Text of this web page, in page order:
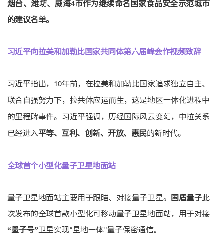
烟台、潍坊、威海4市作为继续命名国家食品安全示范城市
的建议名单。
习近平向拉美和加勒比国家共同体第六届峰会作视频致辞
习近平指出， 10年前，在拉美和加勒比国家追求独立自主、
联合自强努力下，拉共体应运而生，这是地区一体化进程中
的里程碑事件。习近平强调，历经国际风云变幻，中拉关系
已经进入平等、互利、创新、开放、惠民的新时代。
全球首个小型化量子卫星地面站
量子卫星地面站主要用于跟瞄、对接量子卫星。 国盾量子此
次发布的全球首款小型化可移动量子卫星地面站，用于对接
“墨子号”卫星实现“星地一体”量子保密通信。